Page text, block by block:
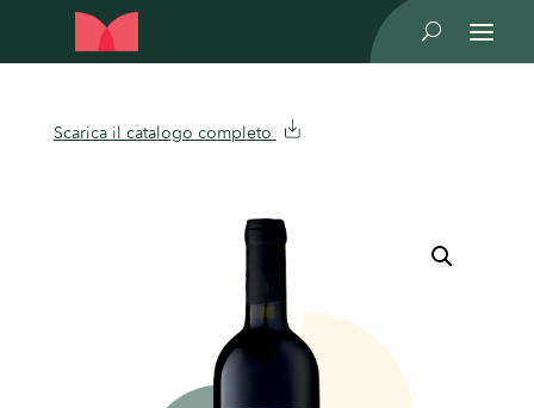
U
Scarica il catalogo completo